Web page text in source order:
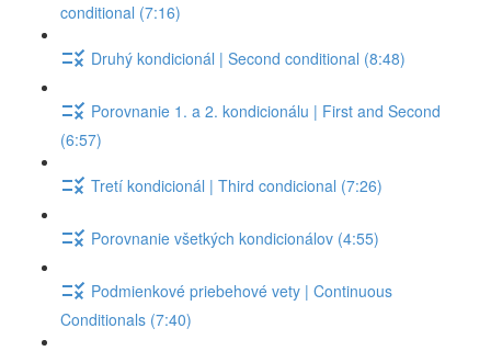
conditional (7:16)
Druhý kondicionál | Second conditional (8:48)
Porovnanie 1. a 2. kondicionálu | First and Second
(6:57)
Tretí kondicionál | Third condicional (7:26)
Porovnanie všetkých kondicionálov (4:55)
Podmienkové priebehové vety | Continuous
Conditionals (7:40)